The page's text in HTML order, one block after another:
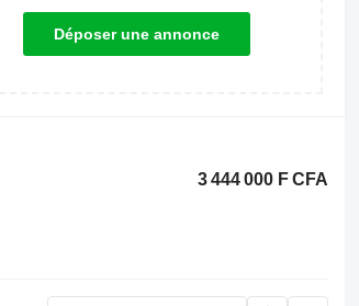
Déposer une annonce
3 444 000 F CFA